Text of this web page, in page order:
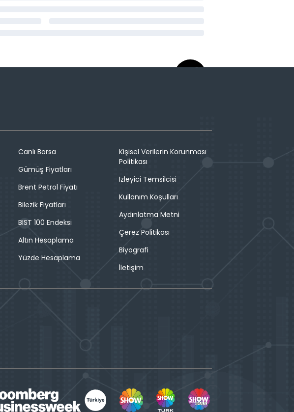
Canlı Borsa
Gümüş Fiyatları
Brent Petrol Fiyatı
Bilezik Fiyatları
BIST 100 Endeksi
Altın Hesaplama
Yüzde Hesaplama
Kişisel Verilerin Korunması
Politikası
İzleyici Temsilcisi
Kullanım Koşulları
Aydınlatma Metni
Çerez Politikası
Biyografi
İletişim